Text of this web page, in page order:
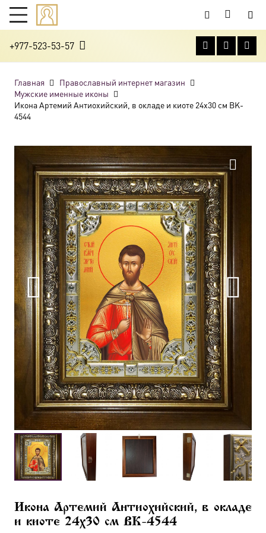
+977-523-53-57
Главная
Православный интернет магазин
Мужские именные иконы
Икона Артемий Антиохийский, в окладе и киоте 24х30 см BK-
4544
Икона Артемий Антиохийский, в окладе
и киоте 24х30 см BK-4544